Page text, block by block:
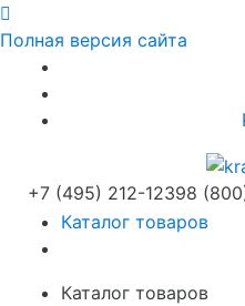
Полная версия сайта
+7 (495) 212-12398
Каталог товаров
Каталог товаров